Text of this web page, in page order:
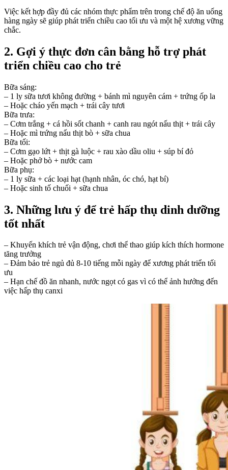
Việc kết hợp đầy đủ các nhóm thực phẩm trên trong chế độ ăn uống
hàng ngày sẽ giúp phát triển chiều cao tối ưu và một hệ xương vững
chắc.
2. Gợi ý thực đơn cân bằng hỗ trợ phát
triển chiều cao cho trẻ
Bữa sáng:
– 1 ly sữa tươi không đường + bánh mì nguyên cám + trứng ốp la
– Hoặc cháo yến mạch + trái cây tươi
Bữa trưa:
– Cơm trắng + cá hồi sốt chanh + canh rau ngót nấu thịt + trái cây
– Hoặc mì trứng nấu thịt bò + sữa chua
Bữa tối:
– Cơm gạo lứt + thịt gà luộc + rau xào dầu oliu + súp bí đỏ
– Hoặc phở bò + nước cam
Bữa phụ:
– 1 ly sữa + các loại hạt (hạnh nhân, óc chó, hạt bí)
– Hoặc sinh tố chuối + sữa chua
3. Những lưu ý để trẻ hấp thụ dinh dưỡng
tốt nhất
– Khuyến khích trẻ vận động, chơi thể thao giúp kích thích hormone
tăng trưởng
– Đảm bảo trẻ ngủ đủ 8-10 tiếng mỗi ngày để xương phát triển tối
ưu
– Hạn chế đồ ăn nhanh, nước ngọt có gas vì có thể ảnh hưởng đến
việc hấp thụ canxi